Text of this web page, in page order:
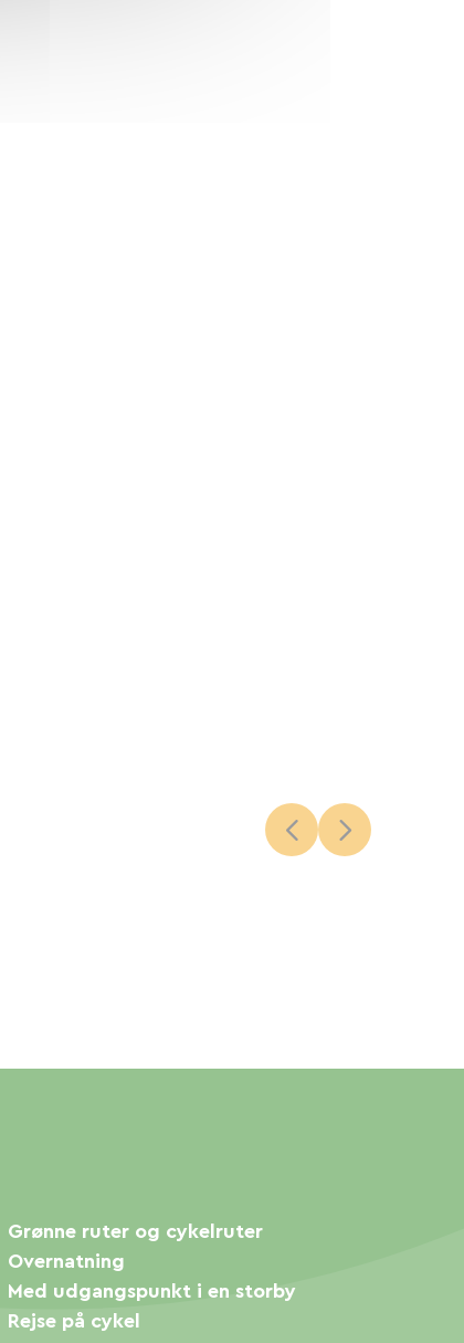
Grønne ruter og cykelruter
Overnatning
Med udgangspunkt i en storby
Rejse på cykel